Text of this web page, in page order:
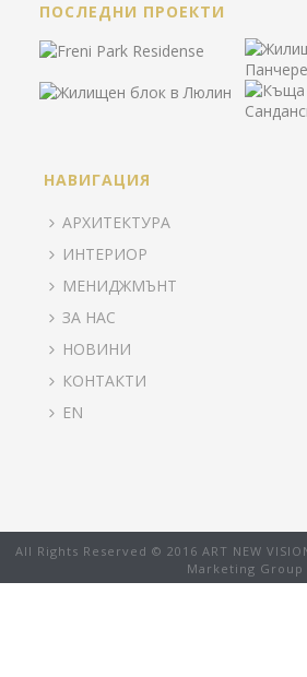
ПОСЛЕДНИ ПРОЕКТИ
НАВИГАЦИЯ
АРХИТЕКТУРА
ИНТЕРИОР
МЕНИДЖМЪНТ
ЗА НАС
НОВИНИ
КОНТАКТИ
EN
All Rights Reserved © 2016 ART NEW
Marketing Group